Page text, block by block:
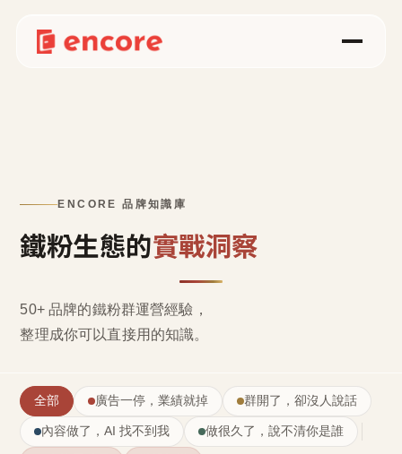
ENCORE 品牌知識庫
鐵粉生態的實戰洞察
50+ 品牌的鐵粉群運營經驗，
整理成你可以直接用的知識。
全部 廣告一停，業績就掉 群開了，卻沒人說話
內容做了，AI 找不到我 做很久了，說不清你是誰